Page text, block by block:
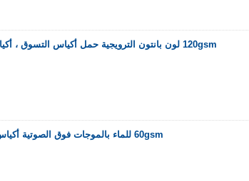
120gsm لون بانتون الترويجية حمل أكياس التسوق ، أكياس التسوق غير المنسوجة
60gsm للماء بالموجات فوق الصوتية أكياس التسوق الخياطة الخياطة